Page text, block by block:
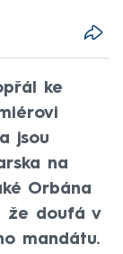
ke
jsou
na
Orbána
že doufá v
mandátu.